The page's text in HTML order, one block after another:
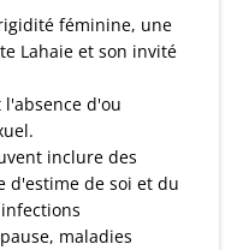
féminine, une
Lahaie et son invité
d'ou
inclure des
d'estime de soi et du
maladies